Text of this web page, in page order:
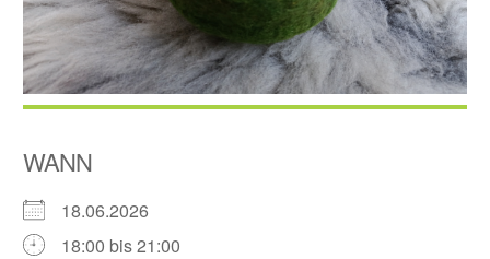
WANN
18.06.2026
18:00 bis 21:00